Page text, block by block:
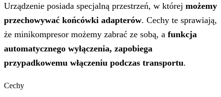
Urządzenie posiada specjalną przestrzeń, w której możemy
przechowywać końcówki adapterów. Cechy te sprawiają,
że minikompresor możemy zabrać ze sobą, a funkcja
automatycznego wyłączenia, zapobiega
przypadkowemu włączeniu podczas transportu.
Cechy